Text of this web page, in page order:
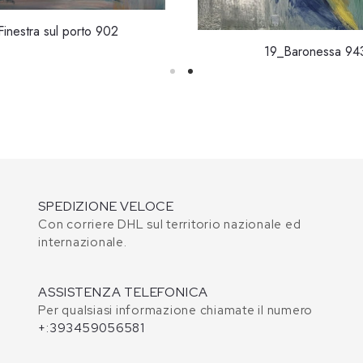
sul porto 902
19_Baronessa
SPEDIZIONE VELOCE
Con corriere DHL sul territorio nazionale ed
internazionale.
ASSISTENZA TELEFONICA
Per qualsiasi informazione chiamate il numero
+:393459056581